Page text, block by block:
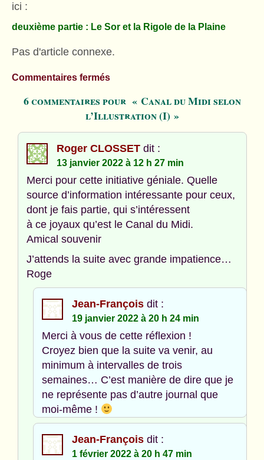
ici :
deuxième partie : Le Sor et la Rigole de la Plaine
Pas d'article connexe.
Commentaires fermés
6 commentaires pour « Canal du Midi selon
l’Illustration (I) »
Roger CLOSSET dit :
13 janvier 2022 à 12 h 27 min
Merci pour cette initiative géniale. Quelle
source d’information intéressante pour ceux,
dont je fais partie, qui s’intéressent
à ce joyaux qu’est le Canal du Midi.
Amical souvenir
J’attends la suite avec grande impatience…
Roge
Jean-François dit :
19 janvier 2022 à 20 h 24 min
Merci à vous de cette réflexion !
Croyez bien que la suite va venir, au
minimum à intervalles de trois
semaines… C’est manière de dire que je
ne représente pas d’autre journal que
moi-même !
Jean-François dit :
1 février 2022 à 20 h 47 min